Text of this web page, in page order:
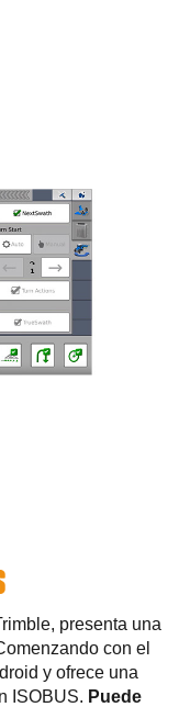
presenta una
con el
y ofrece una
ISOBUS. Puede